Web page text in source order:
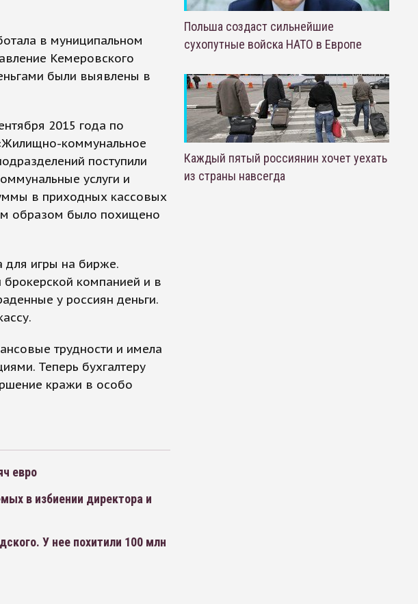
в муниципальном
Кемеровского
были выявлены в
2015 года по
коммунальное
поступили
услуги и
в приходных кассовых
образом было похищено
для игры на бирже.
компанией и в
у россиян деньги.
трудности и имела
Теперь бухгалтеру
кражи в особо
евро
в избиении директора и
У нее похитили 100 млн
Польша создаст сильнейшие
сухопутные войска НАТО в Европе
Каждый пятый россиянин хочет уехать
из страны навсегда